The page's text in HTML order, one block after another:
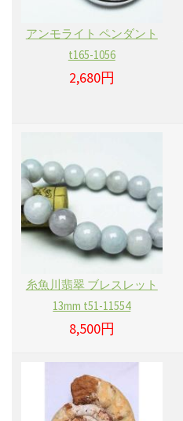
アンモライト ペンダント
t165-1056
2,680円
糸魚川翡翠 ブレスレット
13mm t51-11554
8,500円